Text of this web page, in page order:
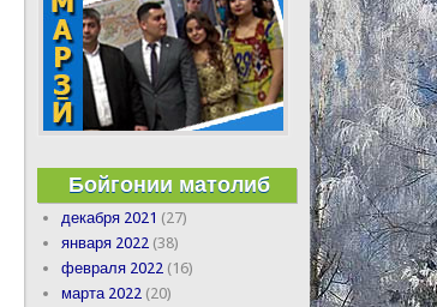
Бойгонии матолиб
декабря 2021 (27)
января 2022 (38)
февраля 2022 (16)
марта 2022 (20)